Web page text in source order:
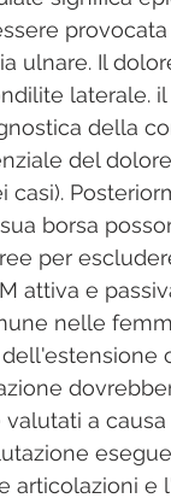
ulnare. Il
laterale.
della
del
borsa
per
attiva e
nelle
a
articolazioni e